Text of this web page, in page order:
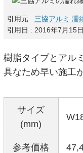
引用元 : 三協アルミ 濡
引用日 : 2016年7月15日
樹脂タイプとアル
具なため早い施工
サイズ
(mm)
参考価格